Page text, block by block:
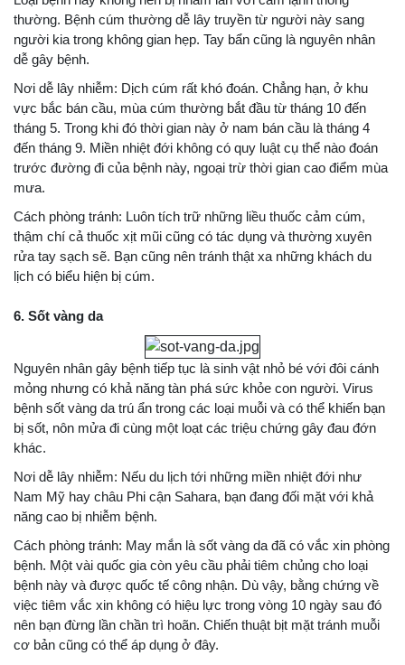
thường. Bệnh cúm thường dễ lây truyền từ người này sang
người kia trong không gian hẹp. Tay bẩn cũng là nguyên nhân
dễ gây bệnh.
Nơi dễ lây nhiễm: Dịch cúm rất khó đoán. Chẳng hạn, ở khu
vực bắc bán cầu, mùa cúm thường bắt đầu từ tháng 10 đến
tháng 5. Trong khi đó thời gian này ở nam bán cầu là tháng 4
đến tháng 9. Miền nhiệt đới không có quy luật cụ thể nào đoán
trước đường đi của bệnh này, ngoại trừ thời gian cao điểm mùa
mưa.
Cách phòng tránh: Luôn tích trữ những liều thuốc cảm cúm,
thậm chí cả thuốc xịt mũi cũng có tác dụng và thường xuyên
rửa tay sạch sẽ. Bạn cũng nên tránh thật xa những khách du
lịch có biểu hiện bị cúm.
6. Sốt vàng da
Nguyên nhân gây bệnh tiếp tục là sinh vật nhỏ bé với đôi cánh
mỏng nhưng có khả năng tàn phá sức khỏe con người. Virus
bệnh sốt vàng da trú ẩn trong các loại muỗi và có thể khiến bạn
bị sốt, nôn mửa đi cùng một loạt các triệu chứng gây đau đớn
khác.
Nơi dễ lây nhiễm: Nếu du lịch tới những miền nhiệt đới như
Nam Mỹ hay châu Phi cận Sahara, bạn đang đối mặt với khả
năng cao bị nhiễm bệnh.
Cách phòng tránh: May mắn là sốt vàng da đã có vắc xin phòng
bệnh. Một vài quốc gia còn yêu cầu phải tiêm chủng cho loại
bệnh này và được quốc tế công nhận. Dù vậy, bằng chứng về
việc tiêm vắc xin không có hiệu lực trong vòng 10 ngày sau đó
nên bạn đừng lần chần trì hoãn. Chiến thuật bịt mặt tránh muỗi
cơ bản cũng có thể áp dụng ở đây.